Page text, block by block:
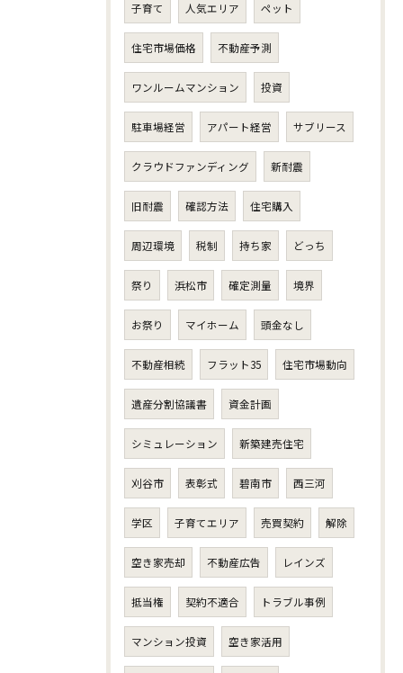
子育て 人気エリア ペット
住宅市場価格 不動産予測
ワンルームマンション 投資
駐車場経営 アパート経営 サブリース
クラウドファンディング 新耐震
旧耐震 確認方法 住宅購入
周辺環境 税制 持ち家 どっち
祭り 浜松市 確定測量 境界
お祭り マイホーム 頭金なし
不動産相続 フラット35 住宅市場動向
遺産分割協議書 資金計画
シミュレーション 新築建売住宅
刈谷市 表彰式 碧南市 西三河
学区 子育てエリア 売買契約 解除
空き家売却 不動産広告 レインズ
抵当権 契約不適合 トラブル事例
マンション投資 空き家活用